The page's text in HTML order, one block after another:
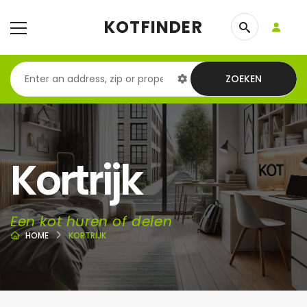
KOTFINDER
ZOEKEN
Kortrijk
Een kot huren of delen
HOME KORTRIJK